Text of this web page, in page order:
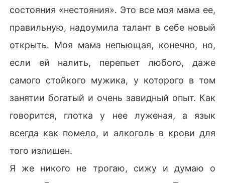
состояния «нестояния». Это все моя мама ее,
правильную, надоумила талант в себе новый
открыть. Моя мама непьющая, конечно, но,
если ей налить, перепьет любого, даже
самого стойкого мужика, у которого в том
занятии богатый и очень завидный опыт. Как
говорится, глотка у нее луженая, а язык
всегда как помело, и алкоголь в крови для
того излишен.
Я же никого не трогаю, сижу и думаю о